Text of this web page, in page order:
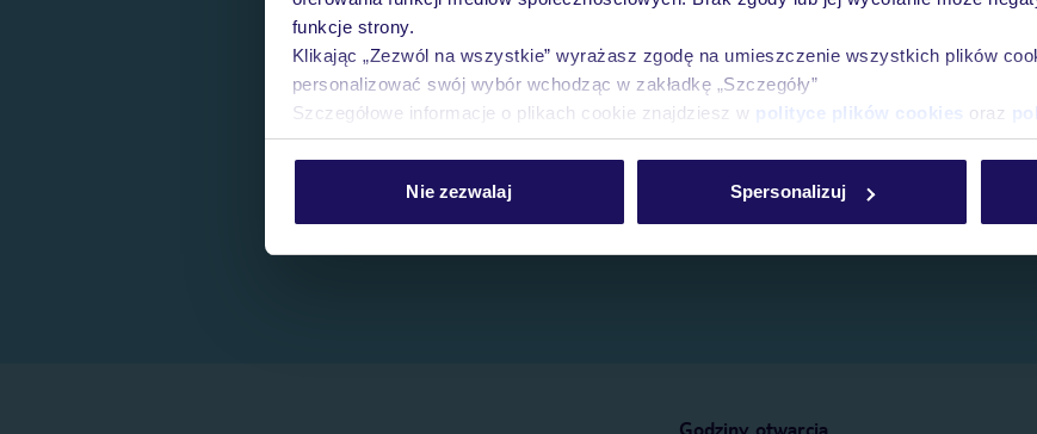
funkcje strony.
Klikając „Zezwól na wszystkie” wyrażasz zgodę na umieszczenie wszystkich plików
personalizować swój wybór wchodząc w zakładkę „Szczegóły”
Szczegółowe informacje o plikach cookie znajdziesz w polityce plików cookies oraz
Nie zezwalaj Spersonalizuj
Godziny otwarcia